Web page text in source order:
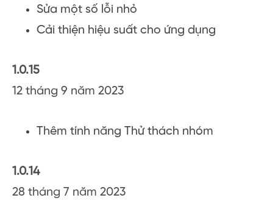
Sửa một số lỗi nhỏ
Cải thiện hiệu suất cho ứng dụng
1.0.15
12 tháng 9 năm 2023
Thêm tính năng Thử thách nhóm
1.0.14
28 tháng 7 năm 2023